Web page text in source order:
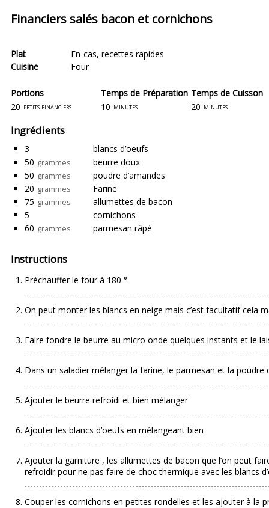
Financiers salés bacon et cornichons
Plat En-cas, recettes rapides
Cuisine
Four
Portions
Temps de Préparation
20 petits financiers 10 minutes
Temps de Cuisson
20 minutes
Ingrédients
3
blancs d’oeufs
50 grammes
beurre doux
50 grammes
poudre d’amandes
20 grammes
Farine
75 grammes
allumettes de bacon
5
cornichons
60 grammes parmesan râpé
Instructions
Préchauffer le four à 180 °
On peut monter les blancs en neige mais c’est facultatif cela
Faire fondre le beurre au micro onde quelques instants et le
Dans un saladier mélanger la farine, le parmesan et la poudre
Ajouter le beurre refroidi et bien mélanger
Ajouter les blancs d’oeufs en mélangeant bien
Ajouter la garniture , les allumettes de bacon que l’on peut
refroidir pour ne pas faire de choc thermique avec les blancs
Couper les cornichons en petites rondelles et les ajouter à la